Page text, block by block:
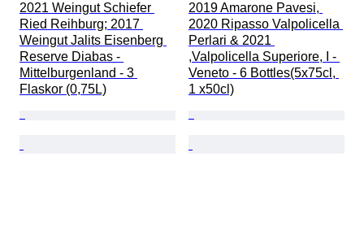
2021 Weingut Schiefer
Ried Reihburg; 2017
Weingut Jalits Eisenberg
Reserve Diabas -
Mittelburgenland - 3
Flaskor (0,75L)
2019 Amarone Pavesi,
2020 Ripasso Valpolicella
Perlari & 2021
,Valpolicella Superiore, I -
Veneto - 6 Bottles(5x75cl,
1 x50cl)